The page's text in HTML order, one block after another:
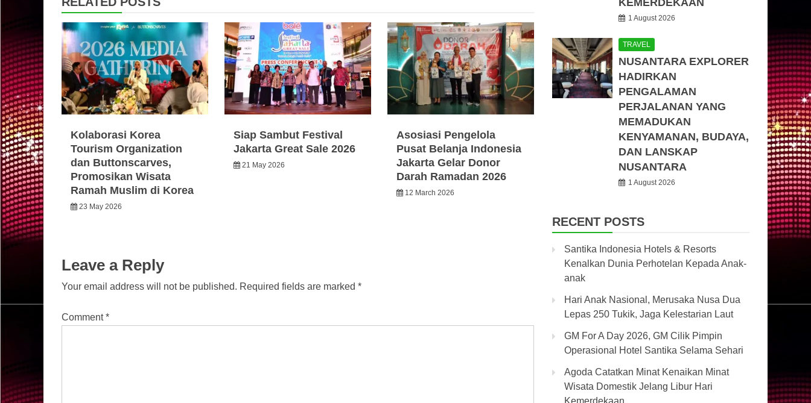
Kolaborasi Korea
Tourism Organization
dan Buttonscarves,
Promosikan Wisata
Ramah Muslim di Korea
23 May 2026
Siap Sambut Festival
Jakarta Great Sale 2026
21 May 2026
Asosiasi Pengelola
Pusat Belanja Indonesia
Jakarta Gelar Donor
Darah Ramadan 2026
12 March 2026
Leave a Reply
Your email address will not be published. Required fields are marked *
Comment*
KEMERDEKAAN
1 August 2026
TRAVEL
NUSANTARA EXPLORER
HADIRKAN
PENGALAMAN
PERJALANAN YANG
MEMADUKAN
KENYAMANAN, BUDAYA,
DAN LANSKAP
NUSANTARA
1 August 2026
RECENT POSTS
Santika Indonesia Hotels & Resorts
Kenalkan Dunia Perhotelan Kepada Anak-
anak
Hari Anak Nasional, Merusaka Nusa Dua
Lepas 250 Tukik, Jaga Kelestarian Laut
GM For A Day 2026, GM Cilik Pimpin
Operasional Hotel Santika Selama Sehari
Agoda Catatkan Minat Kenaikan Minat
Wisata Domestik Jelang Libur Hari